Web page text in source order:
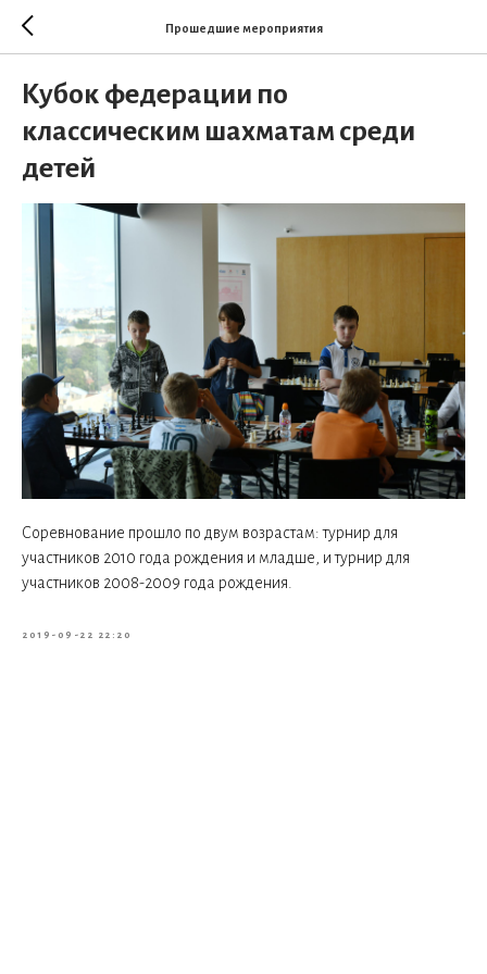
Прошедшие мероприятия
Кубок федерации по
классическим шахматам среди
детей
Соревнование прошло по двум возрастам: турнир для
участников 2010 года рождения и младше, и турнир для
участников 2008-2009 года рождения.
2019-09-22 22:20